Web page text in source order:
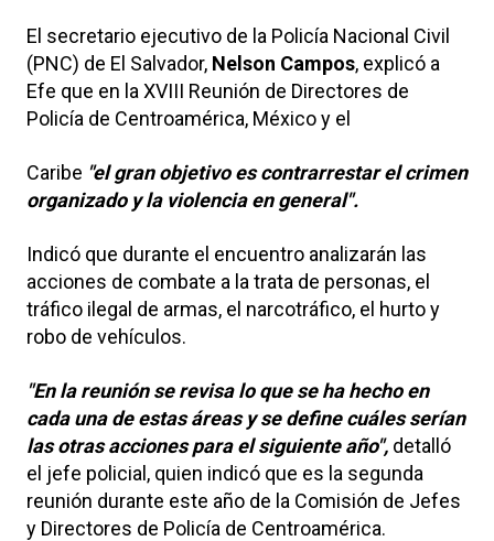
El secretario ejecutivo de la Policía Nacional Civil
(PNC) de El Salvador, Nelson Campos, explicó a
Efe que en la XVIII Reunión de Directores de
Policía de Centroamérica, México y el
Caribe "el gran objetivo es contrarrestar el crimen
organizado y la violencia en general".
Indicó que durante el encuentro analizarán las
acciones de combate a la trata de personas, el
tráfico ilegal de armas, el narcotráfico, el hurto y
robo de vehículos.
"En la reunión se revisa lo que se ha hecho en
cada una de estas áreas y se define cuáles serían
las otras acciones para el siguiente año", detalló
el jefe policial, quien indicó que es la segunda
reunión durante este año de la Comisión de Jefes
y Directores de Policía de Centroamérica.